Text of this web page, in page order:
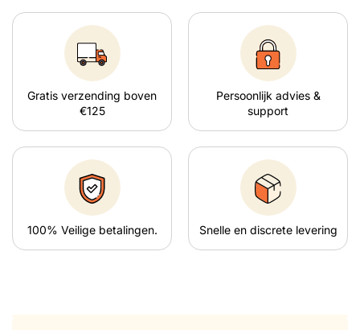
Gratis verzending boven
€125
Persoonlijk advies &
support
100% Veilige betalingen. Snelle en discrete levering